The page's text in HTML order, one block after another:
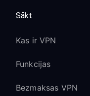
Sākt
Kas ir VPN
Funkcijas
Bezmaksas VPN